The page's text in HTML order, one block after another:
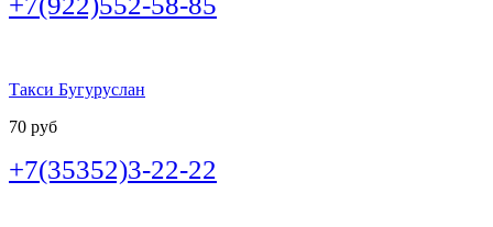
Такси Бугуруслан
70 руб
+7(35352)3-22-22